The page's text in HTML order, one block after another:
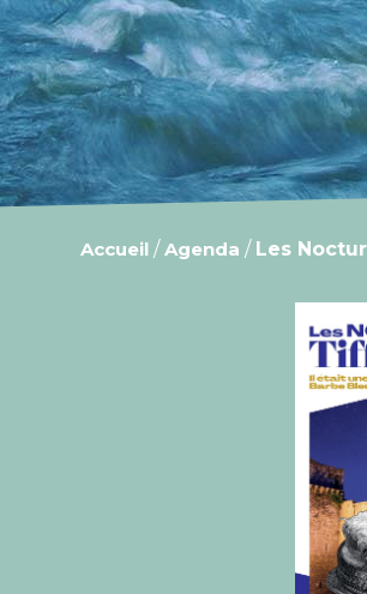
Accueil /Agenda / Les